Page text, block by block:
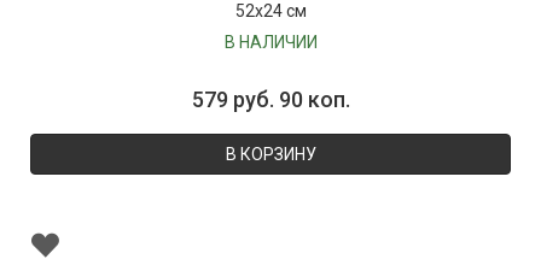
52х24 см
В НАЛИЧИИ
579 руб. 90 коп.
В КОРЗИНУ